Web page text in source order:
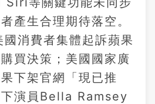
產生合理期待落空。
消費者集體起訴蘋果
買決策；美國國家廣
下架官網「現已推
下演員Bella Ramsey